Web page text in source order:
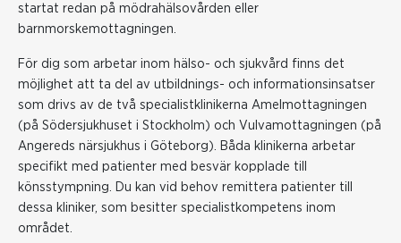
startat redan på mödrahälsovården eller
barnmorskemottagningen.
För dig som arbetar inom hälso- och sjukvård finns det
möjlighet att ta del av utbildnings- och informationsinsatser
som drivs av de två specialistklinikerna Amelmottagningen
(på Södersjukhuset i Stockholm) och Vulvamottagningen (på
Angereds närsjukhus i Göteborg). Båda klinikerna arbetar
specifikt med patienter med besvär kopplade till
könsstympning. Du kan vid behov remittera patienter till
dessa kliniker, som besitter specialistkompetens inom
området.